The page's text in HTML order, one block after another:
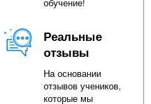
Реальные
отзывы
На основании
отзывов учеников,
которые мы